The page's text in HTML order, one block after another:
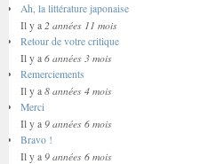
Ah, la littérature japonaise
Il y a 2 années 11 mois
Retour de votre critique
Il y a 6 années 3 mois
Remerciements
Il y a 8 années 4 mois
Merci
Il y a 9 années 6 mois
Bravo !
Il y a 9 années 6 mois